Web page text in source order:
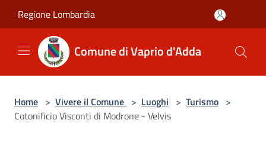
Regione Lombardia
Comune di Vaprio d'Adda
Home > Vivere il Comune > Luoghi > Turismo >
Cotonificio Visconti di Modrone - Velvis